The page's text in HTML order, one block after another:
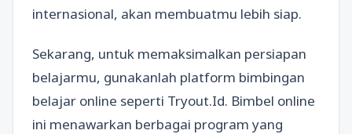
internasional, akan membuatmu lebih siap.
Sekarang, untuk memaksimalkan persiapan
belajarmu, gunakanlah platform bimbingan
belajar online seperti Tryout.Id. Bimbel online
ini menawarkan berbagai program yang